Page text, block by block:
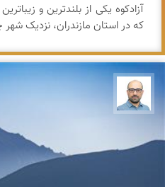
آزادکوه یکی از بلندترین و
که در استان مازندران، نزدیک